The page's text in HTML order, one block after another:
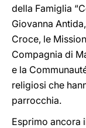
della Famiglia
Giovanna
Croce, le
Compagnia di
e la
religiosi che
parrocchia.
Esprimo ancora